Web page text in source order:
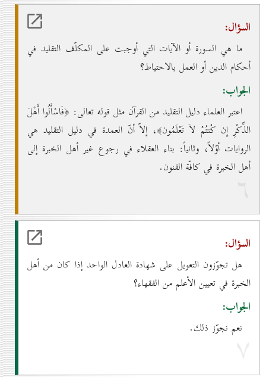
السؤال:
ما هي السورة أو الآيات التي أوجبت على المكلّف التقليد في
أحكام الدين أو العمل بالاحتياط؟
الجواب:
اعتبر العلماء دليل التقليد من القرآن مثل قوله تعالى: ﴿فَاسْأَلُوا أَهْلَ
الذِّكْرِ إِن كُنتُمْ لاَ تَعْلَمُون﴾، إلاّ أنّ العمدة في دليل التقليد هي
الروايات أوّلاً، وثانياً: بناء العقلاء في رجوع غير أهل الخبرة إلى
أهل الخبرة في كافّة الفنون.
٦
السؤال:
هل تجوّزون التعويل على شهادة العادل الواحد إذا كان من أهل
الخبرة في تعيين الأعلم من الفقهاء؟
الجواب:
نعم نجوّز ذلك.
۷